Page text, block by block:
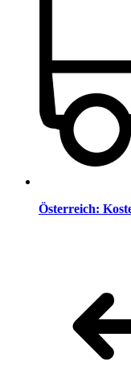
Österreich: